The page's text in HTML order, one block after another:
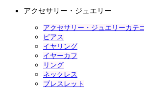
アクセサリー・ジュエリー
アクセサリー・ジュエリーカテ
ピアス
イヤリング
イヤーカフ
リング
ネックレス
ブレスレット